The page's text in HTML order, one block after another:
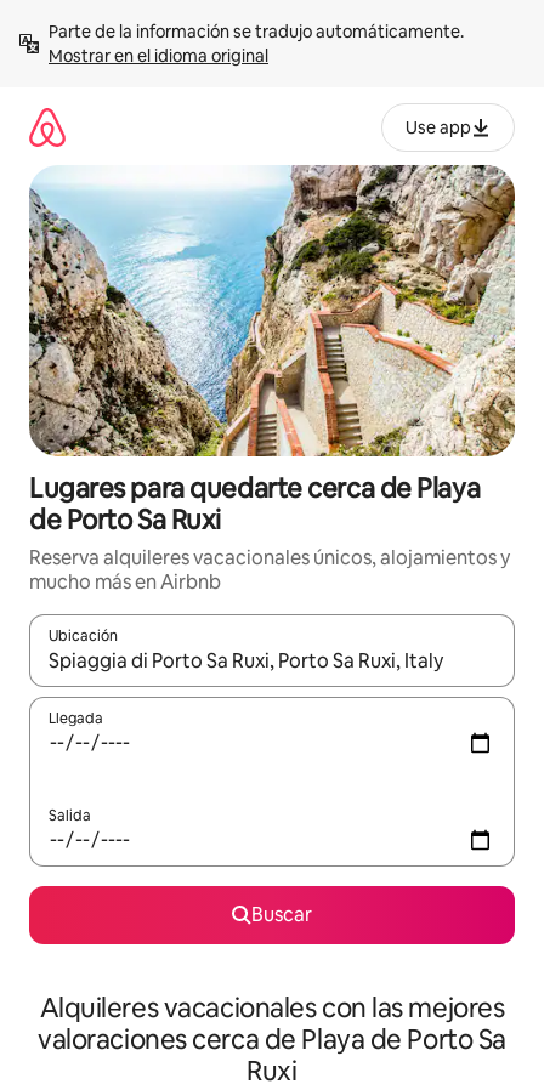
contenidoMostrar en el idioma original
Use app
Lugares para quedarte cerca de Playa
de Porto Sa Ruxi
Reserva alquileres vacacionales únicos, alojamientos y
mucho más en Airbnb
Ubicación
Cuando los resultados estén disponibles, navega con las
Llegada
Salida
Buscar
Alquileres vacacionales con las mejores
valoraciones cerca de Playa de Porto Sa
Ruxi